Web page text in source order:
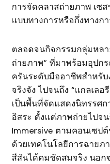
การจัดคลาสถ่ายภาพ เซ
แบบทางการหรือกึ่งทางก
ตลอดจนกิจกรรมกลุ่มหล
ถ่ายภาพ” ที่มาพร้อมอุปก
ครันระดับมืออาชีพสำหรั
จริงจัง ไปจนถึง “แกลเล
เป็นพื้นที่จัดแสดงนิทรรศ
อิสระ ตั้งแต่ภาพถ่ายไปจ
Immersive ตามคอนเซป
ด้วยเทคโนโลยีการฉาย
สีสันได้คมชัดสมจริง นอก